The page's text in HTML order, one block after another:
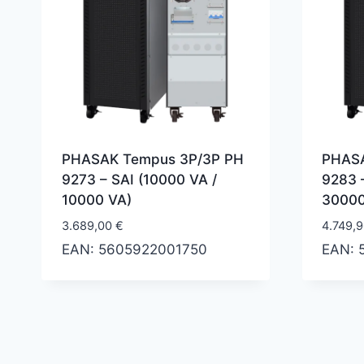
PHASAK Tempus 3P/3P PH
9273 – SAI (10000 VA /
10000 VA)
3.689,00 €
EAN: 5605922001750
9283
EAN: